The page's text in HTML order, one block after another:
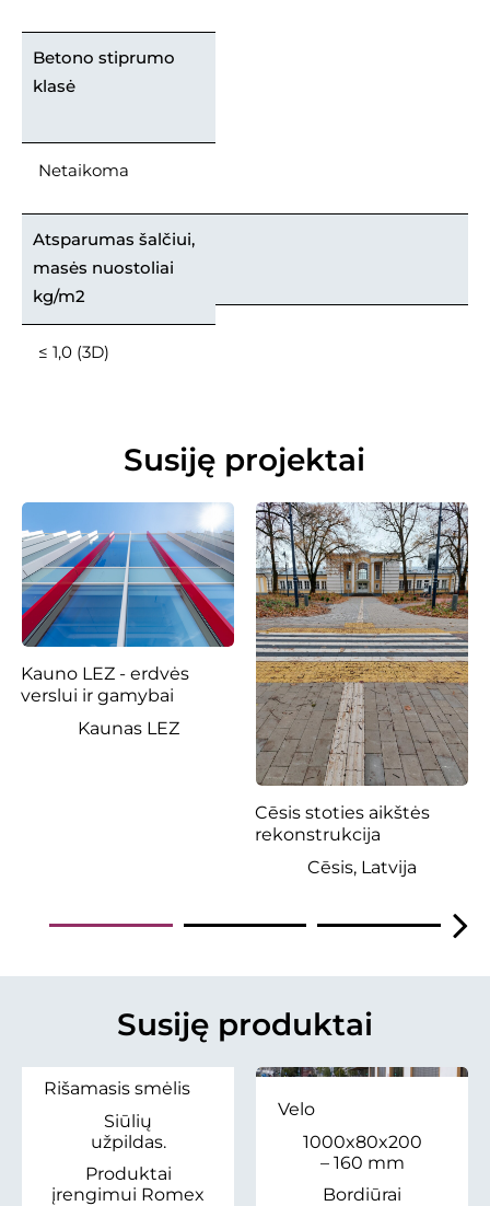
Betono stiprumo
klasė
Netaikoma
Atsparumas šalčiui,
masės nuostoliai
kg/m2
≤ 1,0 (3D)
Susiję projektai
Kauno LEZ - erdvės
verslui ir gamybai
Kaunas LEZ
Cēsis stoties aikštės
rekonstrukcija
Cēsis, Latvija
Susiję produktai
Rišamasis smėlis
Siūlių
užpildas.
Produktai
įrengimui Romex
Velo
1000x80x200
– 160 mm
Bordiūrai